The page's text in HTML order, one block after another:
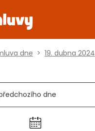
dne > 19. dubna 2024
dne